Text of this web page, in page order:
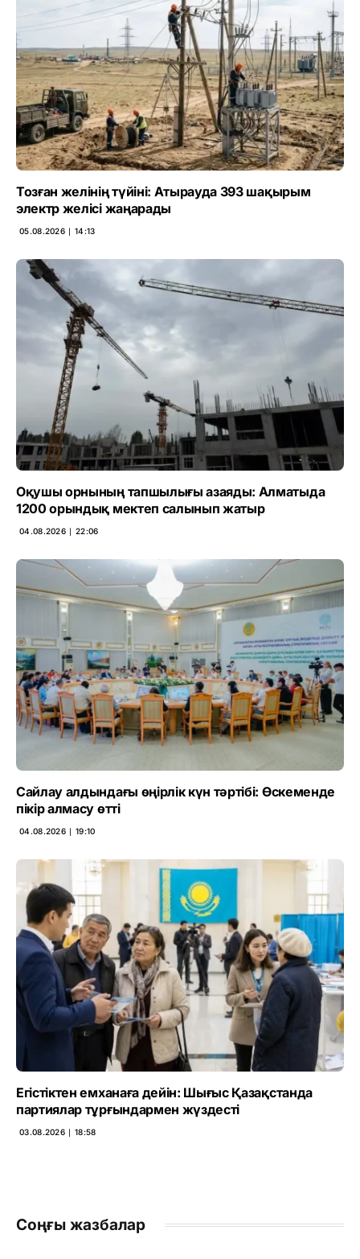
Тозған желінің түйіні: Атырауда 393 шақырым
электр желісі жаңарады
05.08.2026 ∣ 14:13
Оқушы орнының тапшылығы азаяды: Алматыда
1200 орындық мектеп салынып жатыр
04.08.2026 ∣ 22:06
Сайлау алдындағы өңірлік күн тәртібі: Өскеменде
пікір алмасу өтті
04.08.2026 ∣ 19:10
Егістіктен емханаға дейін: Шығыс Қазақстанда
партиялар тұрғындармен жүздесті
03.08.2026 ∣ 18:58
Соңғы жазбалар